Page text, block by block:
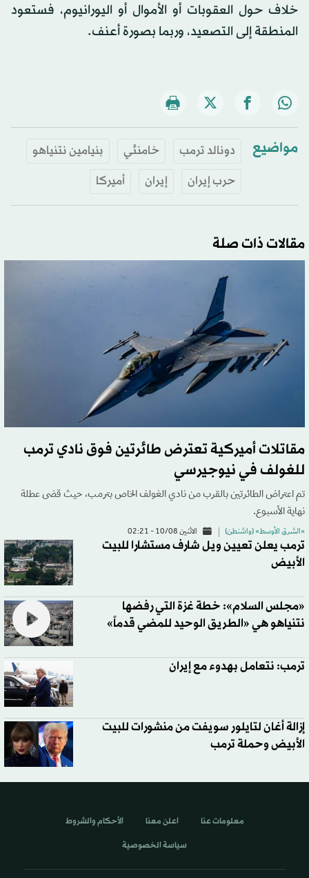
خلاف حول العقوبات أو الأموال أو اليورانيوم، فستعود
المنطقة إلى التصعيد، وربما بصورة أعنف.
مواضيع دونالد ترمب خامنئي
بنيامين نتنياهو
حرب إيران
إيران أميركا
مقالات ذات صلة
مقاتلات أميركية تعترض طائرتين فوق نادي ترمب
للغولف في نيوجيرسي
تم اعتراض الطائرتين بالقرب من نادي الغولف الخاص بترمب، حيث قضى عطلة
نهاية الأسبوع.
«الشرق الأوسط» (واشنطن) الاثنين 10/08 - 02:21
ترمب يعلن تعيين ويل شارف مستشارا للبيت
الأبيض
«مجلس السلام»: خطة غزة التي رفضها
نتنياهو هي «الطريق الوحيد للمضي قدماً»
ترمب: نتعامل بهدوء مع إيران
إزالة أغان لتايلور سويفت من منشورات للبيت
الأبيض وحملة ترمب
معلومات عنا اعلن معنا الأحكام والشروط
سياسة الخصوصية